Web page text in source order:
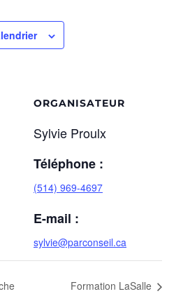
ORGANISATEUR
Sylvie Proulx
Téléphone :
(514) 969-4697
E-mail :
sylvie@parconseil.ca
Formation LaSalle